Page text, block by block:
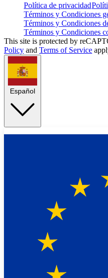
Política de privacidad
Términos y Condiciones
Términos y Condiciones
Términos y Condiciones
This site is protected by
Policy and Terms of Service
Español